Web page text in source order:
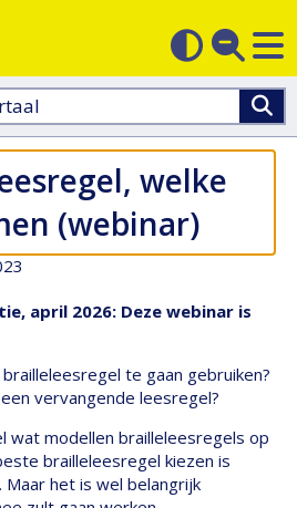
Contrast
welke
(webinar)
april 2026: Deze webinar is
te gaan gebruiken?
vervangende leesregel?
wat modellen brailleleesregels op
brailleleesregel kiezen is
het is wel belangrijk